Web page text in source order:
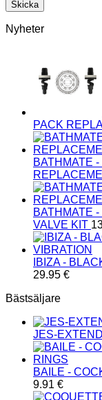
Nyheter
PACK
BATHMATE
BATHMATE
VALVE KIT
IBIZA -
29.95 €
Bästsäljare
JES-
BAILE -
9.91 €